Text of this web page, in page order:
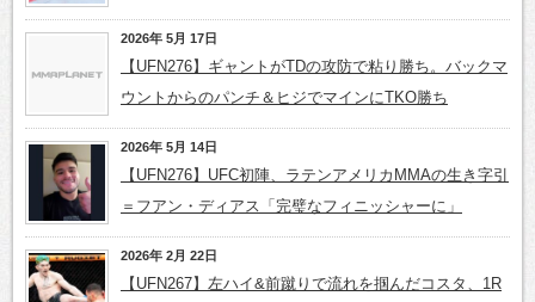
2026年 5月 17日
【UFN276】ギャントがTDの攻防で粘り勝ち。バックマ
ウントからのパンチ＆ヒジでマインにTKO勝ち
2026年 5月 14日
【UFN276】UFC初陣、ラテンアメリカMMAの生き字引
＝フアン・ディアス「完璧なフィニッシャーに」
2026年 2月 22日
【UFN267】左ハイ&前蹴りで流れを掴んだコスタ、1R